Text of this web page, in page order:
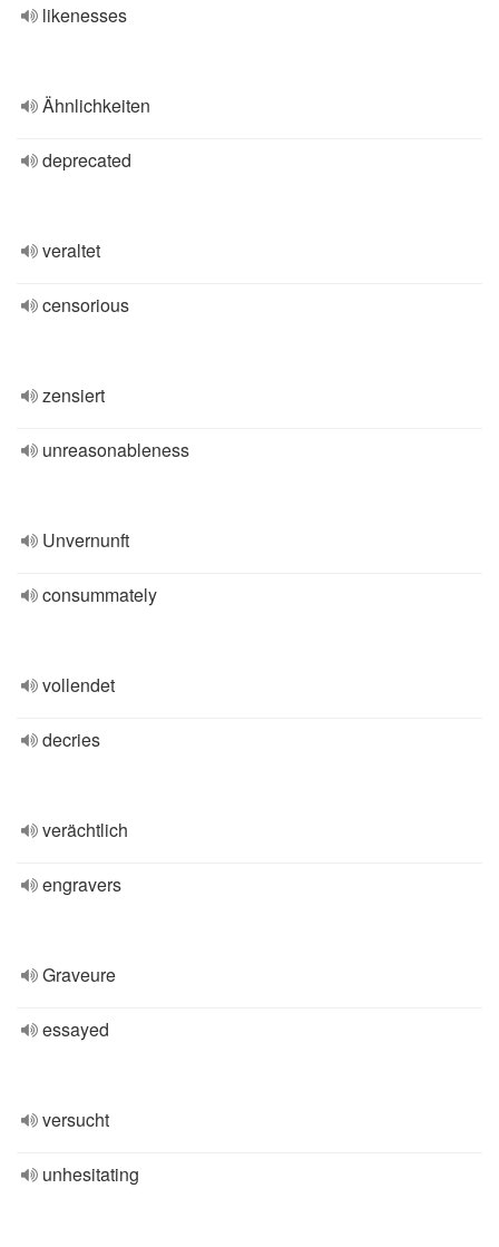
likenesses
Ähnlichkeiten
deprecated
veraltet
censorious
zensiert
unreasonableness
Unvernunft
consummately
vollendet
decries
verächtlich
engravers
Graveure
essayed
versucht
unhesitating